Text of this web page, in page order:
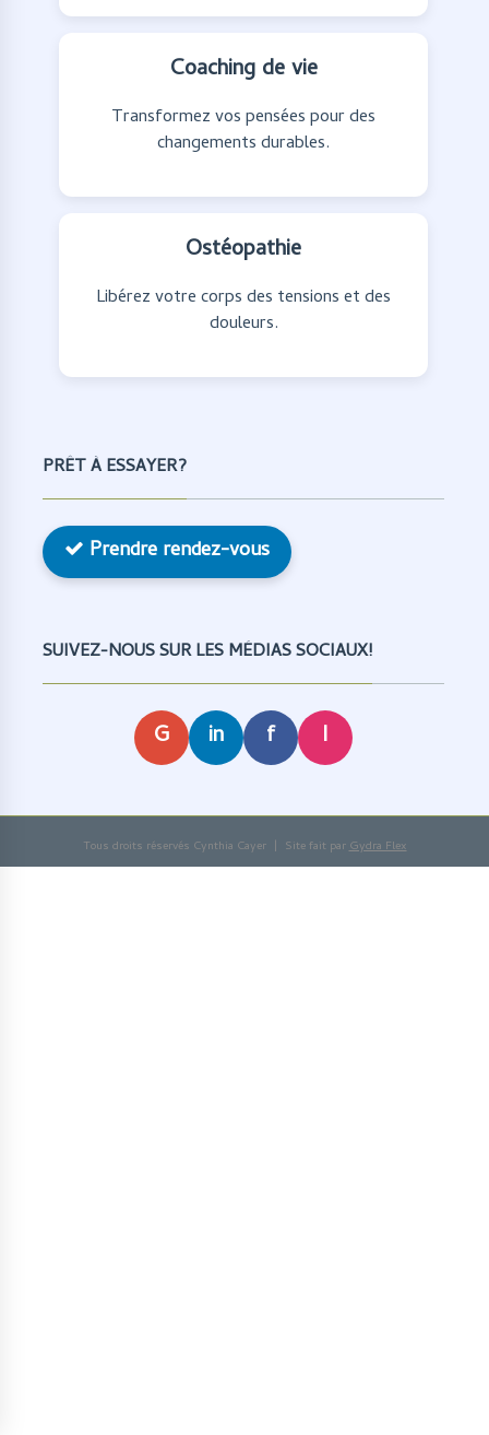
Coaching de vie
Transformez vos pensées pour des
changements durables.
Ostéopathie
Libérez votre corps des tensions et des
douleurs.
PRÊT À ESSAYER?
Prendre rendez-vous
SUIVEZ-NOUS SUR LES MÉDIAS SOCIAUX!
G in f I
Tous droits réservés Cynthia Cayer | Site fait parGydra Flex